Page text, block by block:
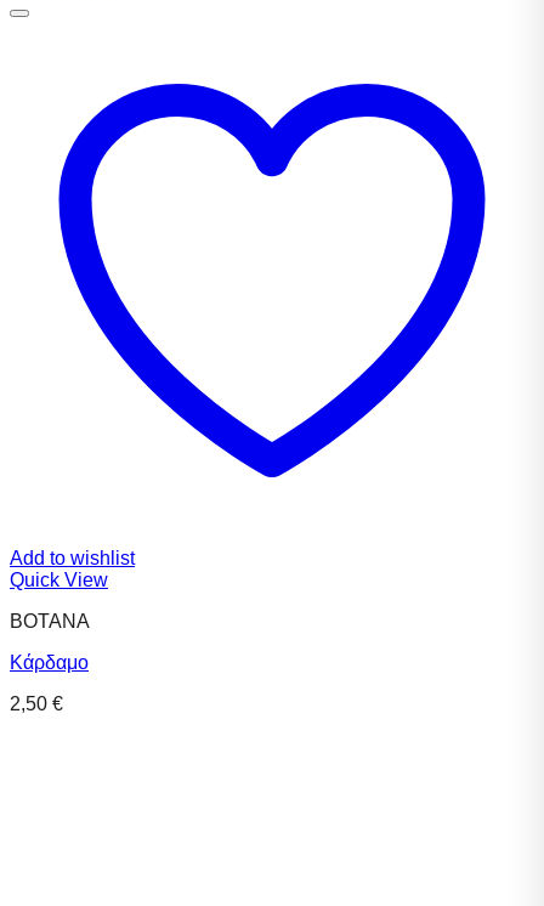
Add to wishlist
Quick View
ΒΟΤΑΝΑ
Κάρδαμο
2,50 €